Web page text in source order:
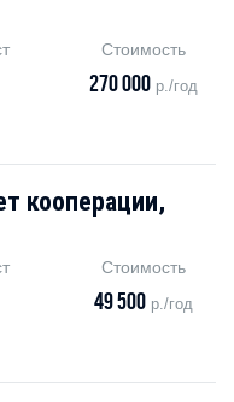
Стоимость
270 000 р./год
кооперации,
Стоимость
49 500 р./год